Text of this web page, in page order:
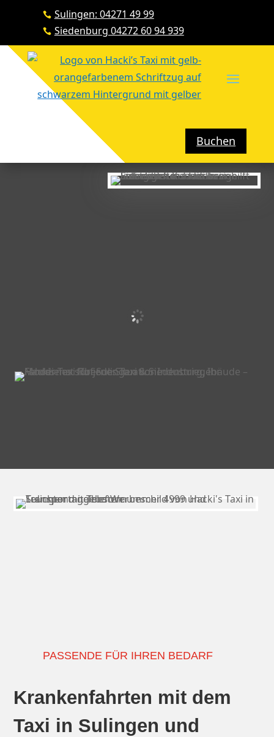
 Sulingen: 04271 49 99
 Siedenburg 04272 60 94 939
Buchen
PASSENDE FÜR IHREN BEDARF
Krankenfahrten mit dem
Taxi in Sulingen und